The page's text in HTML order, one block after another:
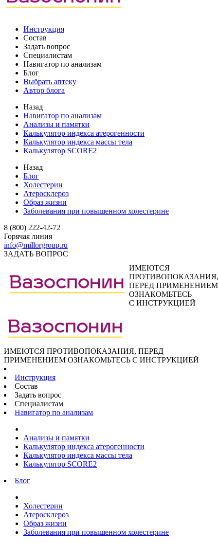
Инструкция
Состав
Задать вопрос
Специалистам
Навигатор по анализам
Блог
Выбрать аптеку
Автор блога
Назад
Навигатор по анализам
Анализы и памятки
Калькулятор индекса атерогенности
Калькулятор индекса массы тела
Калькулятор SCORE2
Назад
Блог
Холестерин
Атеросклероз
Образ жизни
Заболевания при повышенном холестерине
8 (800) 222-42-72
Горячая линия
info@millorgroup.ru
ЗАДАТЬ ВОПРОС
ИМЕЮТСЯ
ПРОТИВОПОКАЗАНИЯ,
ПЕРЕД ПРИМЕНЕНИЕМ
ОЗНАКОМЬТЕСЬ
С ИНСТРУКЦИЕЙ
ИМЕЮТСЯ ПРОТИВОПОКАЗАНИЯ, ПЕРЕД
ПРИМЕНЕНИЕМ ОЗНАКОМЬТЕСЬ С ИНСТРУКЦИЕЙ
Инструкция
Состав
Задать вопрос
Специалистам
Навигатор по анализам
Анализы и памятки
Калькулятор индекса атерогенности
Калькулятор индекса массы тела
Калькулятор SCORE2
Блог
Холестерин
Атеросклероз
Образ жизни
Заболевания при повышенном холестерине